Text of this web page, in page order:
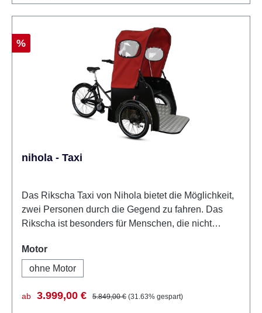
Rabatt
%
nihola - Taxi
Das Rikscha Taxi von Nihola bietet die Möglichkeit,
zwei Personen durch die Gegend zu fahren. Das
Rikscha ist besonders für Menschen, die nicht
beiden Personen sitzen nebeneinander auf einer 90
cm langen Sitzfläche. So können Sie sich ungestört
miteinander unterhalten. Zudem bietet das Verdeck
Schutz vor Regen und Wind. Des Weiteren ist die
Motorauswählen
ohne Motor
Verkaufspreis:
ab 3.999,00 € Regulärer Preis:
5.849,00 € (31.63% gespart)